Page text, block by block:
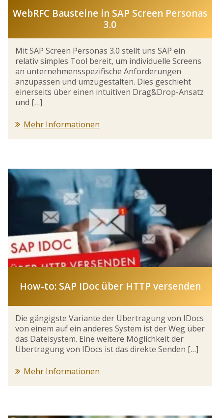
WebRFC Bausteine in SAP Screen Personas
3.0
Mit SAP Screen Personas 3.0 stellt uns SAP ein
relativ simples Tool bereit, um individuelle Screens
an unternehmensspezifische Anforderungen
anzupassen und umzugestalten. Dies geschieht
einerseits über einen intuitiven Drag&Drop-Ansatz
und […]
Mehr Informationen
How-to: SAP IDoc über HTTP versenden
Die gängigste Variante der Übertragung von IDocs
von einem auf ein anderes System ist der Weg über
das Dateisystem. Eine weitere Möglichkeit der
Übertragung von IDocs ist das direkte Senden […]
Mehr Informationen